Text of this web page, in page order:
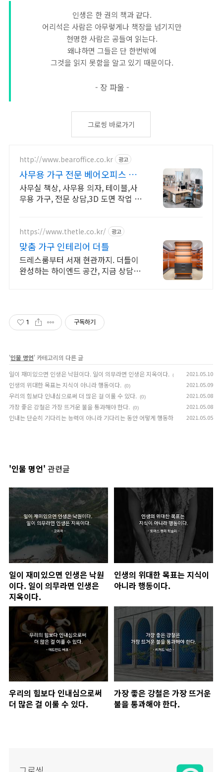
인생은 한 권의 책과 같다.
어리석은 사람은 아무렇게나 책장을 넘기지만
현명한 사람은 공들여 읽는다.
왜냐하면 그들은 단 한번밖에
그것을 읽지 못함을 알고 있기 때문이다.
- 장 파울 -
그로씽 바로가기
http://www.bearoffice.co.kr 광고
사무용 가구 전문 베어오피스 현
장 실측, 3D 도면 지원
사무실 책상, 사무용 의자, 테이블,사
무용 가구, 전문 상담,3D 도면 작업 지
https://www.thetle.co.kr/ 광고
맞춤 가구 인테리어 더틀
드레스룸부터 서재 현관까지. 더틀이
완성하는 하이엔드 공간, 지금 상담받
1 구독하기
'인물 명언' 카테고리의 다른 글
일이 재미있으면 인생은 낙원이다. 일이 의무라면 인생은 지옥이다.
(0) 2021.05.10
인생의 위대한 목표는 지식이 아니라 행동이다. (0) 2021.05.09
우리의 힘보다 인내심으로써 더 많은 걸 이룰 수 있다. (0) 2021.05.08
가장 좋은 강철은 가장 뜨거운 불을 통과해야 한다. (0) 2021.05.08
인내는 단순히 기다리는 능력이 아니라 기다리는 동안 어떻게 행동하는 가이다. (0)
2021.05.05
'인물 명언' 관련글
일이 재미있으면 인생은 낙원
이다. 일이 의무라면 인생은
지옥이다.
인생의 위대한 목표는 지식이
아니라 행동이다.
우리의 힘보다 인내심으로써
더 많은 걸 이룰 수 있다.
가장 좋은 강철은 가장 뜨거운
불을 통과해야 한다.